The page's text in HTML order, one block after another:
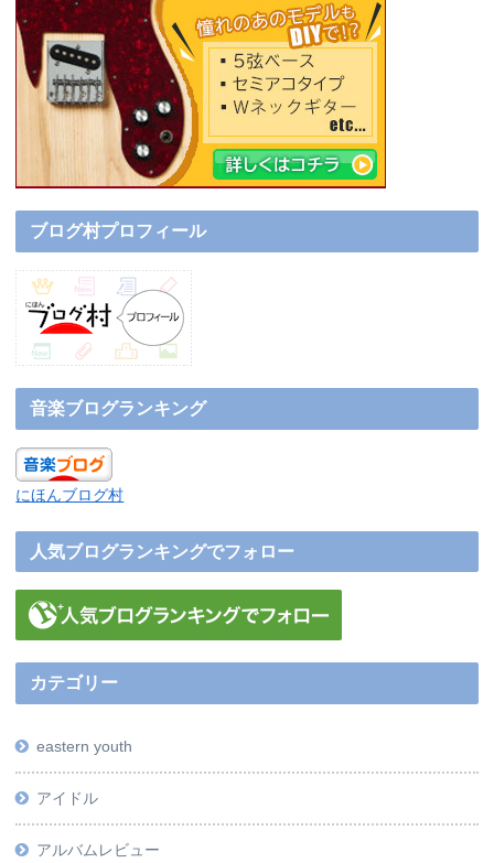
ブログ村プロフィール
音楽ブログランキング
にほんブログ村
人気ブログランキングでフォロー
カテゴリー
eastern youth
アイドル
アルバムレビュー